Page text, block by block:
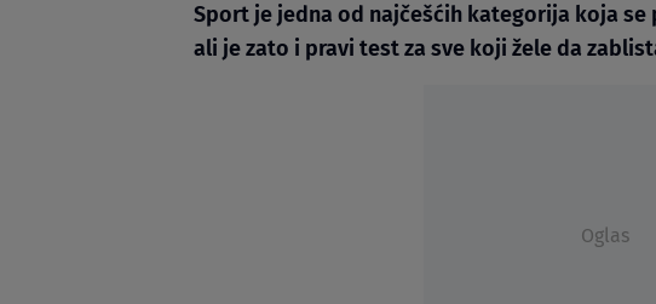
Sport je jedna od najčešćih kategorija koja se
ali je zato i pravi test za sve koji žele da
Oglas